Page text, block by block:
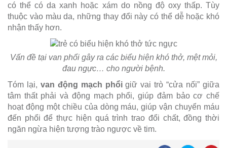
có thể có da xanh hoặc xám do nồng độ oxy thấp. Tùy
thuộc vào màu da, những thay đổi này có thể dễ hoặc khó
nhận thấy hơn.
Vấn đề tại van phổi gây ra các biểu hiện khó thở, mệt mỏi,
đau ngực… cho người bệnh.
Tóm lại, van động mạch phổigiữ vai trò “cửa nối” giữa
tâm thất phải và động mạch phổi, giúp đảm bảo cơ chế
hoạt động một chiều của dòng máu, giúp vận chuyển máu
đến phổi để thực hiện quá trình trao đổi chất, đồng thời
ngăn ngừa hiện tượng trào ngược về tim.